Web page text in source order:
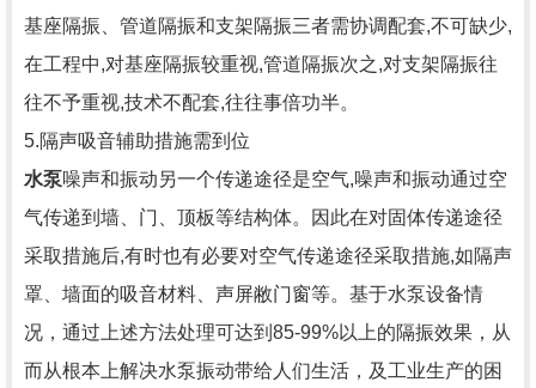
基座隔振、管道隔振和支架隔振三者需协调配套,不可缺少,
在工程中,对基座隔振较重视,管道隔振次之,对支架隔振往
往不予重视,技术不配套,往往事倍功半。
5.隔声吸音辅助措施需到位
水泵噪声和振动另一个传递途径是空气,噪声和振动通过空
气传递到墙、门、顶板等结构体。因此在对固体传递途径
采取措施后,有时也有必要对空气传递途径采取措施,如隔声
罩、墙面的吸音材料、声屏敝门窗等。基于水泵设备情
况，通过上述方法处理可达到85-99%以上的隔振效果，从
而从根本上解决水泵振动带给人们生活，及工业生产的困